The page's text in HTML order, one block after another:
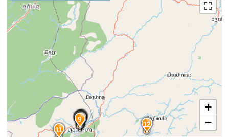
12
11
10
9
8
76
5
4
32
1
+
−